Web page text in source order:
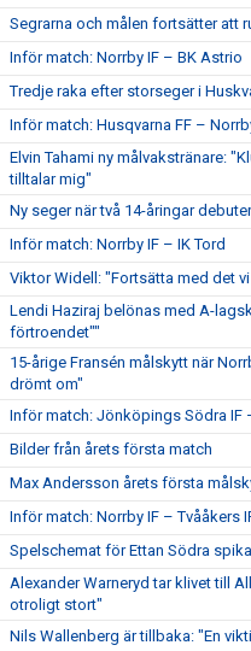
Segrarna och målen fortsätter att
Inför match: Norrby IF – BK Astrio
Tredje raka efter storseger i
Inför match: Husqvarna FF –
Elvin Tahami ny målvakstränare:
tilltalar mig"
Ny seger när två 14-åringar
Inför match: Norrby IF – IK Tord
Viktor Widell: "Fortsätta med det
Lendi Haziraj belönas med A-
förtroendet""
15-årige Fransén målskytt när
drömt om"
Inför match: Jönköpings Södra IF
Bilder från årets första match
Max Andersson årets första
Inför match: Norrby IF – Tvååkers
Spelschemat för Ettan Södra
Alexander Warneryd tar klivet till
otroligt stort"
Nils Wallenberg är tillbaka: "En